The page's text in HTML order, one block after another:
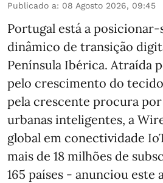
Publicado a: 08 Agosto 2026, 09:45
Portugal está a
dinâmico de transição
Península Ibérica. Atraída
pelo crescimento do
pela crescente procura
urbanas inteligentes, a
global em conectividade
mais de 18 milhões de
165 países - anunciou este